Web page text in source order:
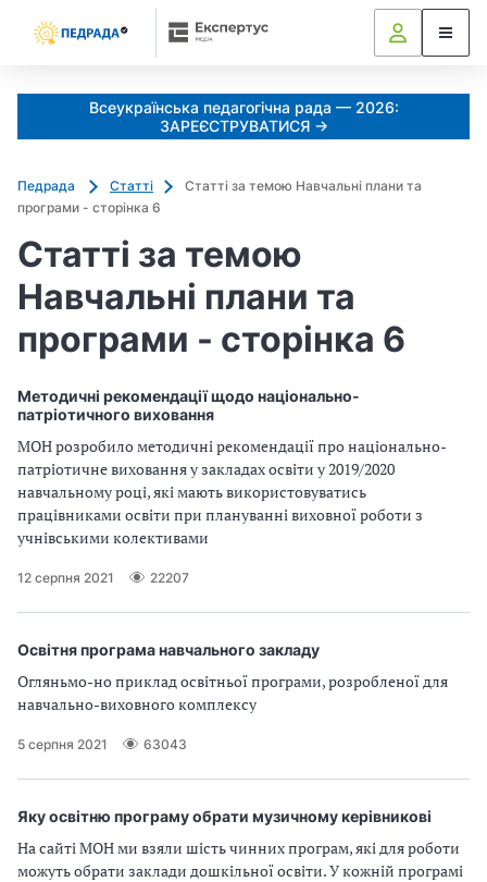
Всеукраїнська педагогічна рада — 2026:
ЗАРЕЄСТРУВАТИСЯ →
Педрада Статті
Статті за темою Навчальні плани та
програми - сторінка 6
Статті за темою
Навчальні плани та
програми - сторінка 6
Методичні рекомендації щодо національно-
патріотичного виховання
МОН розробило методичні рекомендації про національно-
патріотичне виховання у закладах освіти у 2019/2020
навчальному році, які мають використовуватись
працівниками освіти при плануванні виховної роботи з
учнівськими колективами
12 серпня 2021 22207
Освітня програма навчального закладу
Огляньмо-но приклад освітньої програми, розробленої для
навчально-виховного комплексу
5 серпня 2021 63043
Яку освітню програму обрати музичному керівникові
На сайті МОН ми взяли шість чинних програм, які для роботи
можуть обрати заклади дошкільної освіти. У кожній програмі